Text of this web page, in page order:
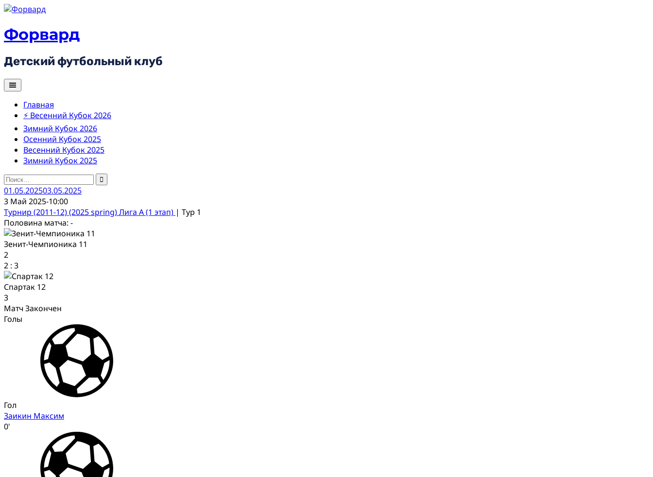
Skip
content
Форвард
Детский футбольный клуб
Главная
⚡ Весенний Кубок 2026
Зимний Кубок 2026
Осенний Кубок 2025
Весенний Кубок 2025
Зимний Кубок 2025
Найти:
01.05.202503.05.2025
3 Май 2025-10:00
Турнир (2011-12) (2025 spring) Лига А (1 этап) | Тур 1
Половина матча: -
Зенит-Чемпионика 11
2
2 : 3
Спартак 12
3
Матч Закончен
Голы
Гол
Заикин Максим
0'